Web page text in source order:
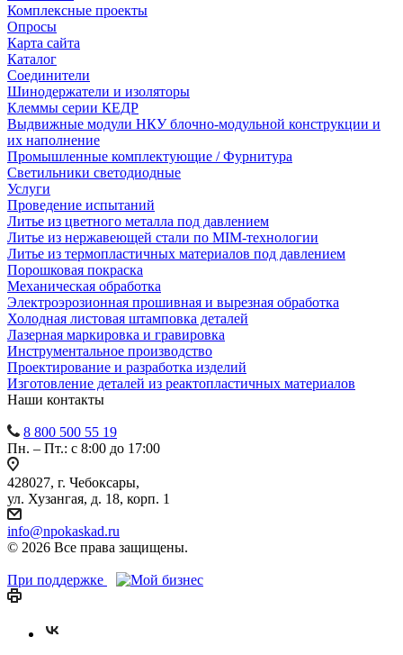
Комплексные проекты
Опросы
Карта сайта
Каталог
Соединители
Шинодержатели и изоляторы
Клеммы серии КЕДР
Выдвижные модули НКУ блочно-модульной конструкции и
их наполнение
Промышленные комплектующие / Фурнитура
Светильники светодиодные
Услуги
Проведение испытаний
Литье из цветного металла под давлением
Литье из нержавеющей стали по MIM-технологии
Литье из термопластичных материалов под давлением
Порошковая покраска
Механическая обработка
Электроэрозионная прошивная и вырезная обработка
Холодная листовая штамповка деталей
Лазерная маркировка и гравировка
Инструментальное производство
Проектирование и разработка изделий
Изготовление деталей из реактопластичных материалов
Наши контакты
8 800 500 55 19
Пн. – Пт.: с 8:00 до 17:00
428027, г. Чебоксары,
ул. Хузангая, д. 18, корп. 1
info@npokaskad.ru
© 2026 Все права защищены.
При поддержке